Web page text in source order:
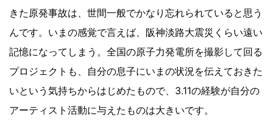
きた原発事故は、世間一般でかなり忘れられていると思う
んです。いまの感覚で言えば、阪神淡路大震災くらい遠い
記憶になってしまう。全国の原子力発電所を撮影して回る
プロジェクトも、自分の息子にいまの状況を伝えておきた
いという気持ちからはじめたもので、3.11の経験が自分の
アーティスト活動に与えたものは大きいです。